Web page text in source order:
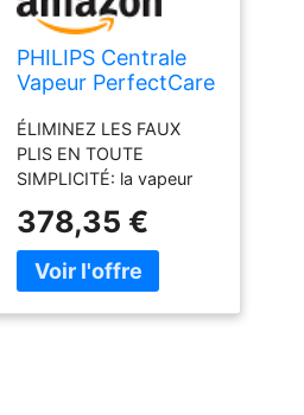
PHILIPS Centrale
Vapeur PerfectCare
2700W, Effet
Pressing 520 g,
Pression 7.5 bars,
Technologie
OptimalTEMP,
Mode ECO, Semelle
T-IonicGlide,
Réservoir 1.8L,
ÉLIMINEZ LES FAUX
PLIS EN TOUTE
SIMPLICITÉ: la vapeur
g/min de la central
vapeur fait le travail pour
vous - Regardez les plis
378,35 €